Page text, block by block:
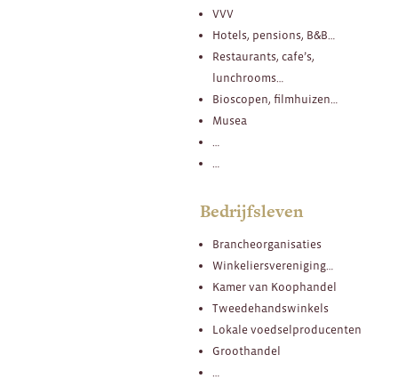
VVV
Hotels, pensions, B&B…
Restaurants, cafe’s,
lunchrooms…
Bioscopen, filmhuizen…
Musea
…
…
Bedrijfsleven
Brancheorganisaties
Winkeliersvereniging…
Kamer van Koophandel
Tweedehandswinkels
Lokale voedselproducenten
Groothandel
…